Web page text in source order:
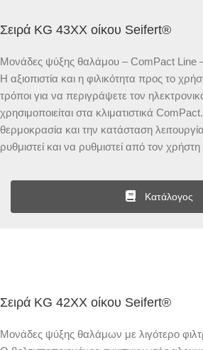
Σειρά KG 43XX οίκου Seifert®
Μονάδες ψύξης θαλάμου – ComPact Line
Η αξιοπιστία και η φιλικότητα προς το
τρόποι για να περιγράψετε τον
χρησιμοποιείται στα κλιματιστικά
θερμοκρασία και την κατάσταση
ρυθμιστεί και να ρυθμιστεί από τον
Κατάλογος
Σειρά KG 42XX οίκου Seifert®
Μονάδες ψύξης θαλάμων με λιγότερο